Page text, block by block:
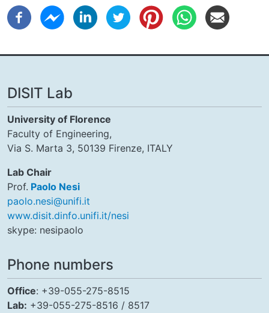
DISIT Lab
University of Florence
Faculty of Engineering,
Via S. Marta 3, 50139 Firenze, ITALY
Lab Chair
Prof. Paolo Nesi
paolo.nesi@unifi.it
www.disit.dinfo.unifi.it/nesi
skype: nesipaolo
Phone numbers
Office: +39-055-275-8515
Lab: +39-055-275-8516 / 8517